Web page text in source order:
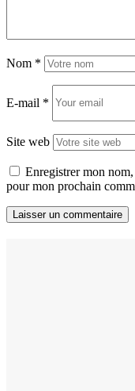
Nom *
E-mail *
Site web
Enregistrer mon
pour mon prochain